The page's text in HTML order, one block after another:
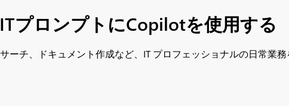
プロンプトにCopilotを使用する
ーチ、ドキュメント作成など、IT プロフェッショナルの日常業務